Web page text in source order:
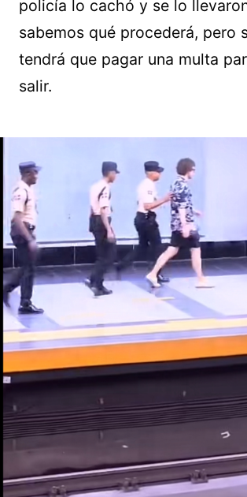
policía lo cachó y se lo
sabemos qué procederá, pero
tendrá que pagar una multa
salir.